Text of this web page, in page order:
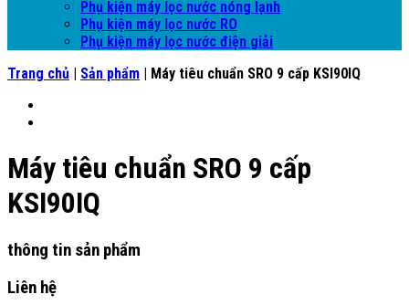
Phụ kiện máy lọc nước nóng lạnh
Phụ kiện máy lọc nước RO
Phụ kiện máy lọc nước điện giải
Trang chủ | Sản phẩm | Máy tiêu chuẩn SRO 9 cấp KSI90IQ
Máy tiêu chuẩn SRO 9 cấp
KSI90IQ
thông tin sản phẩm
Liên hệ